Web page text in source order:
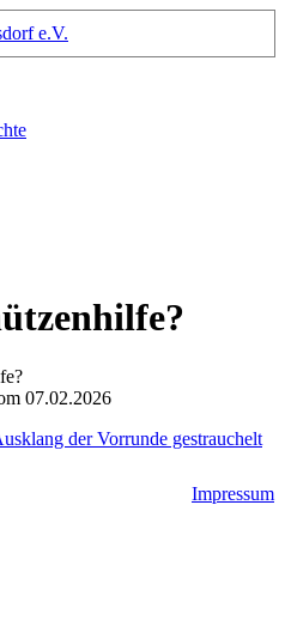
07.02.2026
der Vorrunde gestrauchelt
Impressum